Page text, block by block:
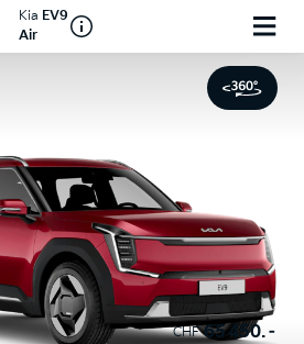
Kia EV9
Air
CHF 65 450.–